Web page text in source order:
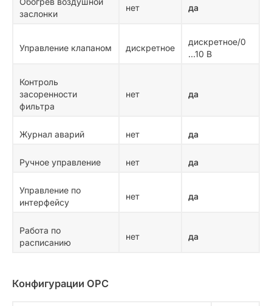
заслонки
нет да
Управление клапаном дискретное
дискретное/0
…10 В
Контроль
засоренности
фильтра
нет да
Журнал аварий нет да
Ручное управление нет да
Управление по
интерфейсу
нет да
Работа по
расписанию
нет да
Конфигурации OPC